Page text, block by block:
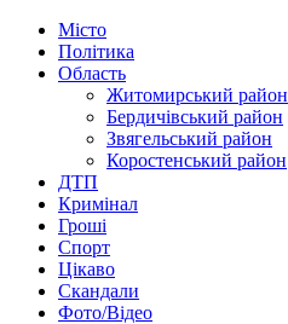
Місто
Політика
Область
Житомирський район
Бердичівський район
Звягельський район
Коростенський район
ДТП
Кримінал
Гроші
Спорт
Цікаво
Скандали
Фото/Відео